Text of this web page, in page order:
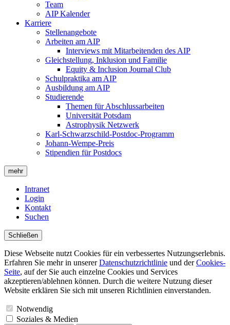
Team
AIP Kalender
Karriere
Stellenangebote
Arbeiten am AIP
Interviews mit Mitarbeitenden des AIP
Gleichstellung, Inklusion und Familie
Equity & Inclusion Journal Club
Schulpraktika am AIP
Ausbildung am AIP
Studierende
Themen für Abschlussarbeiten
Universität Potsdam
Astrophysik Netzwerk
Karl-Schwarzschild-Postdoc-Programm
Johann-Wempe-Preis
Stipendien für Postdocs
mehr
Intranet
Login
Kontakt
Suchen
Schließen
Diese Webseite nutzt Cookies für ein verbessertes Nutzungserlebnis.
Erfahren Sie mehr in unsererDatenschutzrichtlinie und derCookies-
Seite, auf der Sie auch einzelne Cookies und Services
akzeptieren/ablehnen können. Durch die weitere Nutzung dieser
Website erklären Sie sich mit unseren Richtlinien einverstanden.
Notwendig
Soziales & Medien